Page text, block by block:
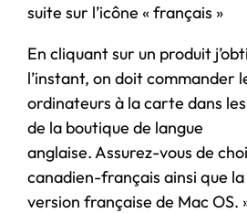
suite sur l’icône « français »
En cliquant sur un produit
l’instant, on doit commander
ordinateurs à la carte dans
de la boutique de langue
anglaise. Assurez-vous de
canadien-français ainsi que la
version française de Mac OS.